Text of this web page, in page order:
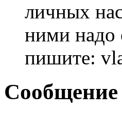
личных
ними надо
пишите: